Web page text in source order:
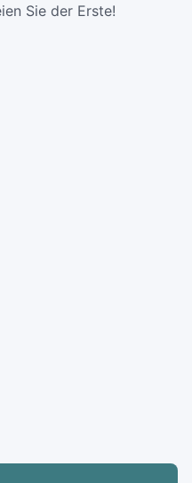
Sie der Erste!